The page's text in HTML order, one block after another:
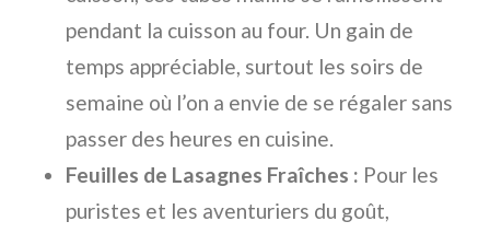
pendant la cuisson au four. Un gain de
temps appréciable, surtout les soirs de
semaine où l’on a envie de se régaler sans
passer des heures en cuisine.
Feuilles de Lasagnes Fraîches : Pour les
puristes et les aventuriers du goût,